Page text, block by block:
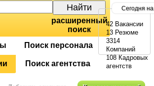
расширенный
поиск
Поиск персонала
Поиск агентства
Сегодня
42 Вакансии
13 Резюме
3314
Компаний
108 Кадровых
агентств